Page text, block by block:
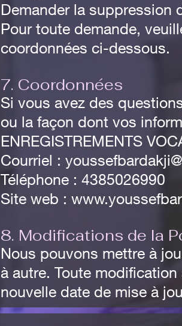
Demander la suppression
Pour toute demande,
coordonnées ci-dessous.
7. Coordonnées
Si vous avez des
ou la façon dont vos
ENREGISTREMENTS
Courriel :
Téléphone : 4385026990
Site web :
8. Modifications de la
Nous pouvons mettre à
à autre. Toute
nouvelle date de mise à